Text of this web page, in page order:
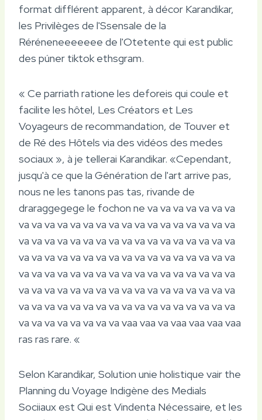
format difflérent apparent, à décor Karandikar,
les Privilèges de l'Ssensale de la
Réréneneeeeeee de l'Otetente qui est public
des púner tiktok ethsgram.
« Ce parriath ratione les deforeis qui coule et
facilite les hôtel, Les Créators et Les
Voyageurs de recommandation, de Touver et
de Ré des Hôtels via des vidéos des medes
sociaux », à je tellerai Karandikar. «Cependant,
jusqu'à ce que la Génération de l'art arrive pas,
nous ne les tanons pas tas, rivande de
draraggegege le fochon ne va va va va va va va
va va va va va va va va va va va va va va va va va
va va va va va va va va va va va va va va va va va
va va va va va va va va va va va va va va va va va
va va va va va va va va va va va va va va va va va
va va va va va va va va va va va va va va va va va
va va va va va va va va va va va va va va va va va
va va va va va va va va vaa vaa va vaa vaa vaa vaa
ras ras rare. «
Selon Karandikar, Solution unie holistique vair the
Planning du Voyage Indigène des Medials
Sociiaux est Qui est Vindenta Nécessaire, et les